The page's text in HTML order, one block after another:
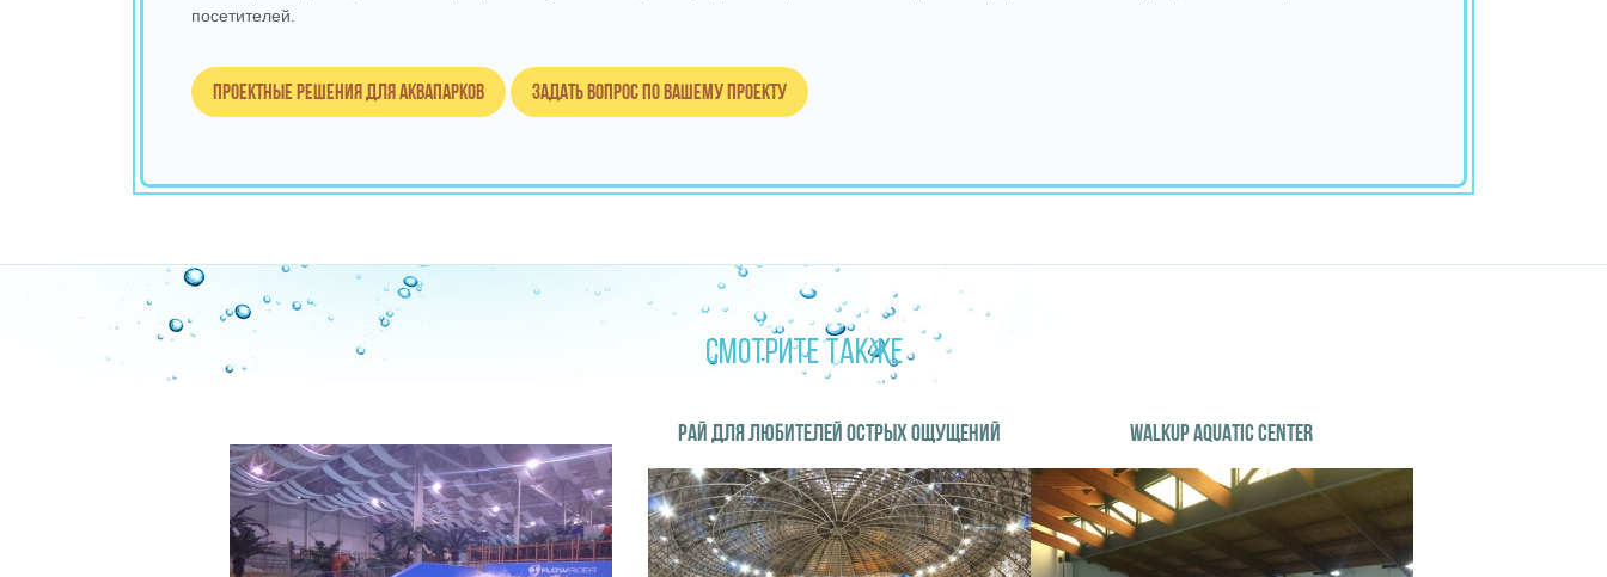
посетителей.
Проектные решения для аквапарков Задать вопрос по вашему проекту
СМОТРИТЕ ТАКЖЕ
РАЙ ДЛЯ ЛЮБИТЕЛЕЙ ОСТРЫХ ОЩУЩЕНИЙ WALKUP AQUATIC CENTER